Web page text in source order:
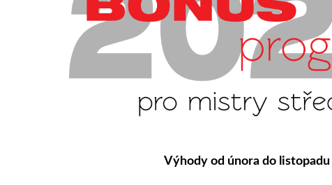
Výhody od února do listopadu